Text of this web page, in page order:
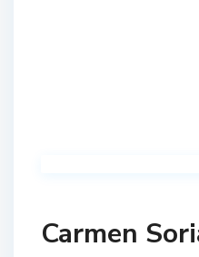
Carmen